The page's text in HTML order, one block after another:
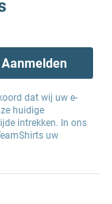
Aanmelden
dat wij uw e-
huidige
intrekken. In ons
uw